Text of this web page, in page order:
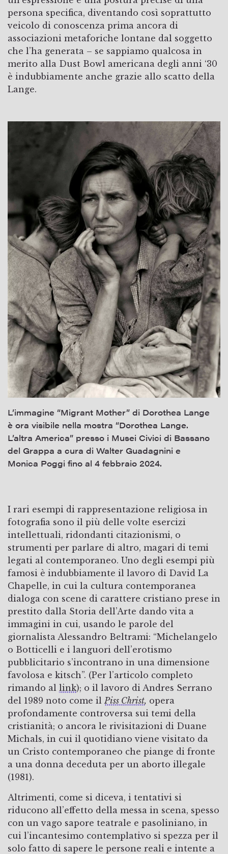
persona specifica, diventando così soprattutto
veicolo di conoscenza prima ancora di
associazioni metaforiche lontane dal soggetto
che l’ha generata – se sappiamo qualcosa in
merito alla Dust Bowl americana degli anni ‘30
è indubbiamente anche grazie allo scatto della
Lange.
L’immagine “Migrant Mother” di Dorothea Lange
è ora visibile nella mostra “Dorothea Lange.
L’altra America” presso i Musei Civici di Bassano
del Grappa a cura di Walter Guadagnini e
Monica Poggi fino al 4 febbraio 2024.
I rari esempi di rappresentazione religiosa in
fotografia sono il più delle volte esercizi
intellettuali, ridondanti citazionismi, o
strumenti per parlare di altro, magari di temi
legati al contemporaneo. Uno degli esempi più
famosi è indubbiamente il lavoro di David La
Chapelle, in cui la cultura contemporanea
dialoga con scene di carattere cristiano prese in
prestito dalla Storia dell’Arte dando vita a
immagini in cui, usando le parole del
giornalista Alessandro Beltrami: “Michelangelo
o Botticelli e i languori dell’erotismo
pubblicitario s’incontrano in una dimensione
favolosa e kitsch”. (Per l’articolo completo
rimando al link); o il lavoro di Andres Serrano
del 1989 noto come il Piss Christ, opera
profondamente controversa sui temi della
cristianità; o ancora le rivisitazioni di Duane
Michals, in cui il quotidiano viene visitato da
un Cristo contemporaneo che piange di fronte
a una donna deceduta per un aborto illegale
(1981).
Altrimenti, come si diceva, i tentativi si
riducono all’effetto della messa in scena, spesso
con un vago sapore teatrale e pasoliniano, in
cui l’incantesimo contemplativo si spezza per il
solo fatto di sapere le persone reali e intente a